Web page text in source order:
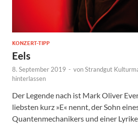
KONZERT-TIPP
Eels
8. September 2019 - vonStrandgut
hinterlassen
Der Legende nach ist Mark Oliver
liebsten kurz »E« nennt, der Sohn
Quantenmechanikers und einer